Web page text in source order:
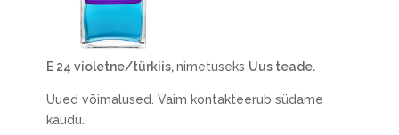
E 24 violetne/türkiis,nimetuseks Uus teade.
Uued võimalused. Vaim kontakteerub südame
kaudu.